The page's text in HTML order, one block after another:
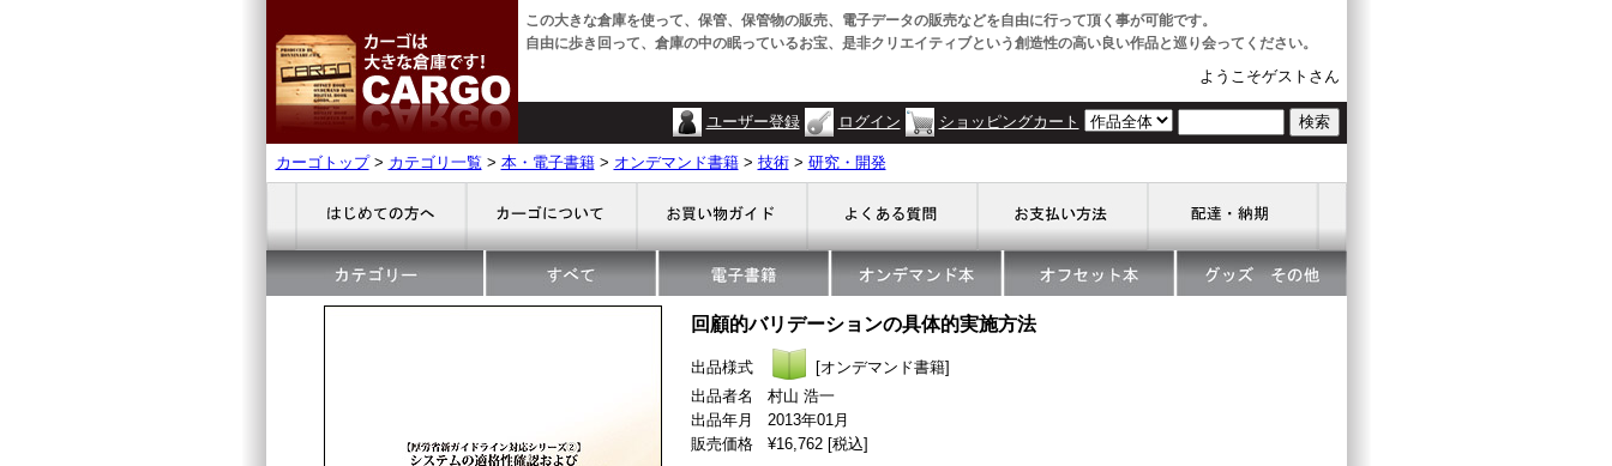
この大きな倉庫を使って、保管、保管物の販売、電子データの販売などを自由に行って頂く事が可能です。
自由に歩き回って、倉庫の中の眠っているお宝、是非クリエイティブという創造性の高い良い作品と巡り会ってください。
ようこそゲストさん
ユーザー登録 ログイン ショッピングカート
カーゴトップ> カテゴリ一覧 > 本・電子書籍> オンデマンド書籍> 技術> 研究・開発
回顧的バリデーションの具体的実施方法
出品様式
[オンデマンド書籍]
出品者名 村山 浩一
出品年月 2013年01月
販売価格 ¥16,762 [税込]